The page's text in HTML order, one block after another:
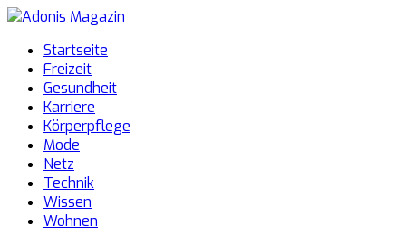
Startseite
Freizeit
Gesundheit
Karriere
Körperpflege
Mode
Netz
Technik
Wissen
Wohnen